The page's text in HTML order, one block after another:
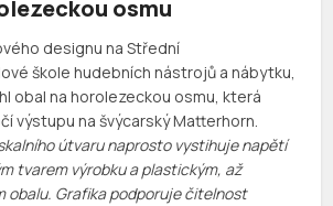
osmu
designu na Střední
škole hudebních nástrojů a nábytku,
obal na horolezeckou osmu, která
výstupu na švýcarský Matterhorn.
útvaru naprosto vystihuje napětí
tvarem výrobku a plastickým, až
obalu. Grafika podporuje čitelnost